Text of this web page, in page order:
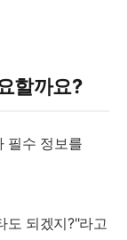
할까요?
필수 정보를
도 되겠지?"라고